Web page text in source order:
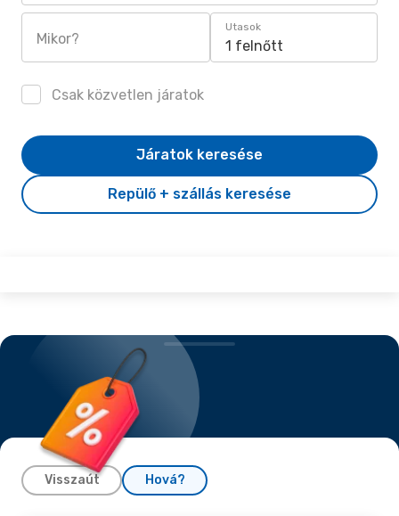
Mikor?
Utasok
1 felnőtt
Csak közvetlen járatok
Repülő + szállás keresése
Járatok keresése
Visszaút Hová?